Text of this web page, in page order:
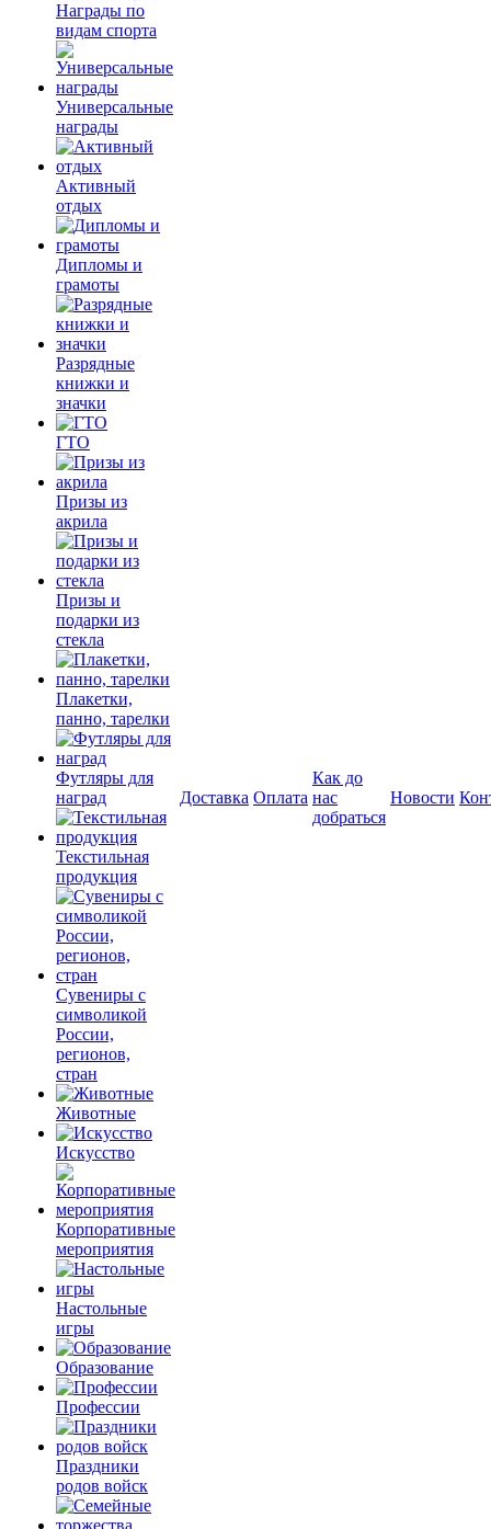
Награды по
видам спорта
Универсальные
награды
Активный
отдых
Дипломы и
грамоты
Разрядные
книжки и
значки
ГТО
Призы из
акрила
Призы и
подарки из
стекла
Плакетки,
панно, тарелки
Футляры для
наград
Текстильная
продукция
Сувениры с
символикой
России,
регионов,
стран
Животные
Искусство
Корпоративные
мероприятия
Настольные
игры
Образование
Профессии
Праздники
родов войск
Доставка Оплата
Как до
нас
добраться
Новости